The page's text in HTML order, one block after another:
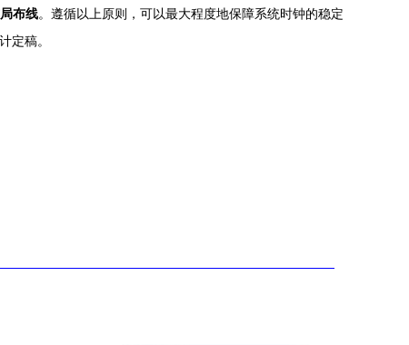
布线。遵循以上原则，可以最大程度地保障系统时钟的稳定
定稿。